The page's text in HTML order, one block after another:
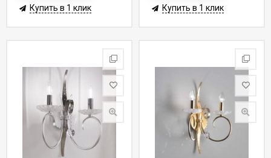
Купить в 1 клик Купить в 1 клик